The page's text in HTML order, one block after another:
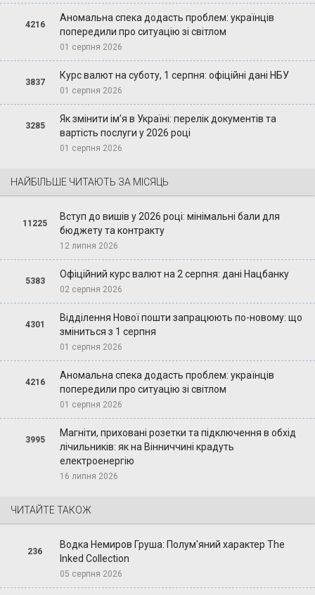
4216
Аномальна спека додасть проблем: українців
попередили про ситуацію зі світлом
01 серпня 2026
3837
Курс валют на суботу, 1 серпня: офіційні дані НБУ
01 серпня 2026
3285
Як змінити ім’я в Україні: перелік документів та
вартість послуги у 2026 році
01 серпня 2026
НАЙБІЛЬШЕ ЧИТАЮТЬ ЗА МІСЯЦЬ
11225
Вступ до вишів у 2026 році: мінімальні бали для
бюджету та контракту
12 липня 2026
5383
Офіційний курс валют на 2 серпня: дані Нацбанку
02 серпня 2026
4301
Відділення Нової пошти запрацюють по-новому: що
зміниться з 1 серпня
01 серпня 2026
4216
Аномальна спека додасть проблем: українців
попередили про ситуацію зі світлом
01 серпня 2026
3995
Магніти, приховані розетки та підключення в обхід
лічильників: як на Вінниччині крадуть
електроенергію
16 липня 2026
ЧИТАЙТЕ ТАКОЖ
236
Водка Немиров Груша: Полум'яний характер The
Inked Collection
05 серпня 2026